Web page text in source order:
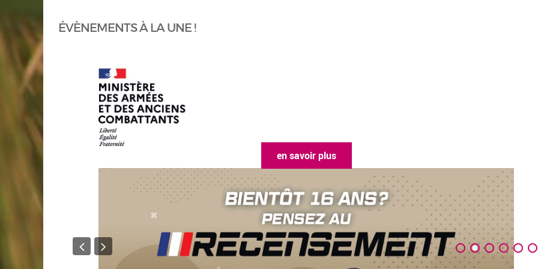
ÉVÈNEMENTS À LA UNE !
en savoir plus